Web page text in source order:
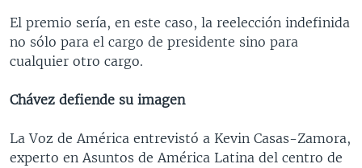
El premio sería, en este caso, la reelección indefinida
no sólo para el cargo de presidente sino para
cualquier otro cargo.
Chávez defiende su imagen
La Voz de América entrevistó a Kevin Casas-Zamora,
experto en Asuntos de América Latina del centro de